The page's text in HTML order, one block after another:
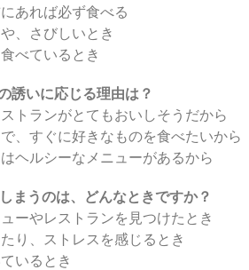
あれば必ず食べる
、さびしいとき
べているとき
いに応じる理由は？
トランがとてもおいしそうだから
、すぐに好きなものを食べたいから
ヘルシーなメニューがあるから
うのは、どんなときですか？
ーやレストランを見つけたとき
り、ストレスを感じるとき
いるとき